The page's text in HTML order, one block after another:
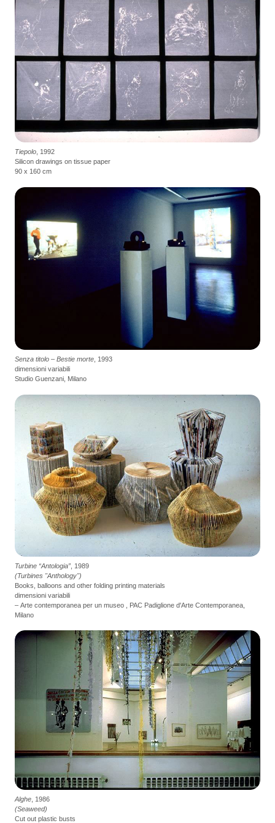
Tiepolo , 1992
Silicon drawings on tissue paper
90 x 160 cm
Senza titolo – Bestie morte , 1993
dimensioni variabili
Studio Guenzani, Milano
Turbine “Antologia” , 1989
(Turbines "Anthology")
Books, balloons and other folding printing materials
dimensioni variabili
– Arte contemporanea per un museo , PAC Padiglione d'Arte Contemporanea,
Milano
Alghe , 1986
(Seaweed)
Cut out plastic busts